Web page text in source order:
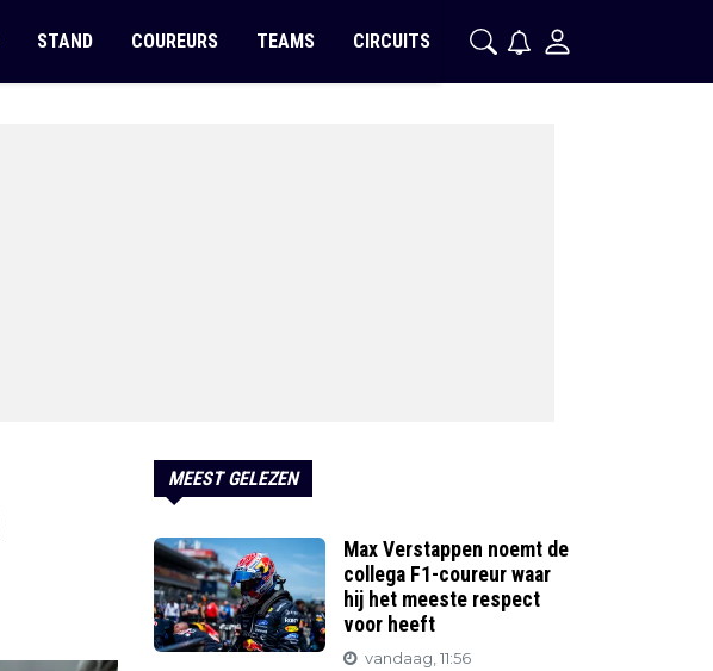
STAND COUREURS TEAMS CIRCUITS
MEEST GELEZEN
Max Verstappen noemt de
collega F1-coureur waar
hij het meeste respect
voor heeft
vandaag, 11:56